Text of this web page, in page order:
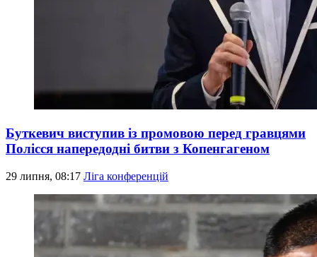
Буткевич виступив із промовою перед гравцями
Полісся напередодні битви з Копенгагеном
29 липня, 08:17 Ліга конференцій